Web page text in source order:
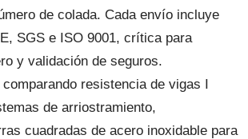
de colada. Cada envío incluye
SGS e ISO 9001, crítica para
y validación de seguros.
resistencia de vigas I
de arriostramiento,
cuadradas de acero inoxidable para